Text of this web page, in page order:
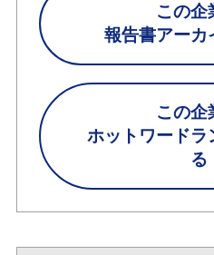
この企
報告書アーカ
この企
ホットワードラ
る